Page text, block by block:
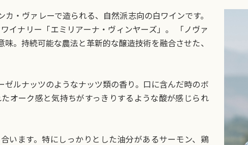
・ヴァレーで造られる、自然派志向の白ワインです。
イナリー「エミリアーナ・ヴィンヤーズ」。 「ノヴァ
。持続可能な農法と革新的な醸造技術を融合させた、
ゼルナッツのようなナッツ類の香り。口に含んだ時のボ
オーク感と気持ちがすっきりするような酸が感じられ
います。特にしっかりとした油分があるサーモン、鶏